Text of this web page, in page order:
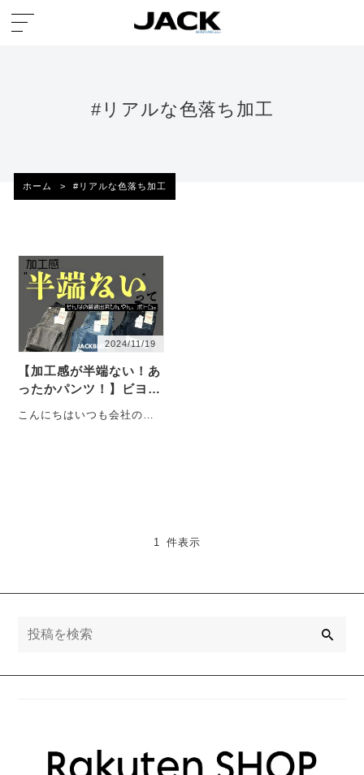
#リアルな色落ち加工
ホーム > #リアルな色落ち加工
2024/11/19
【加工感が半端ない！あ
ったかパンツ！】ビヨン
こんにちはいつも会社のオ
1 件表示